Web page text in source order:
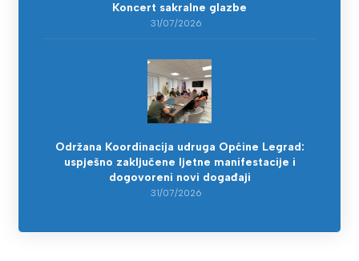
Koncert sakralne glazbe
31/07/2026
Održana Koordinacija udruga Općine Legrad:
uspješno zaključene ljetne manifestacije i
dogovoreni novi događaji
31/07/2026